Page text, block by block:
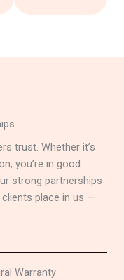
trust. Whether it’s
you’re in good
strong partnerships
place in us —
Warranty